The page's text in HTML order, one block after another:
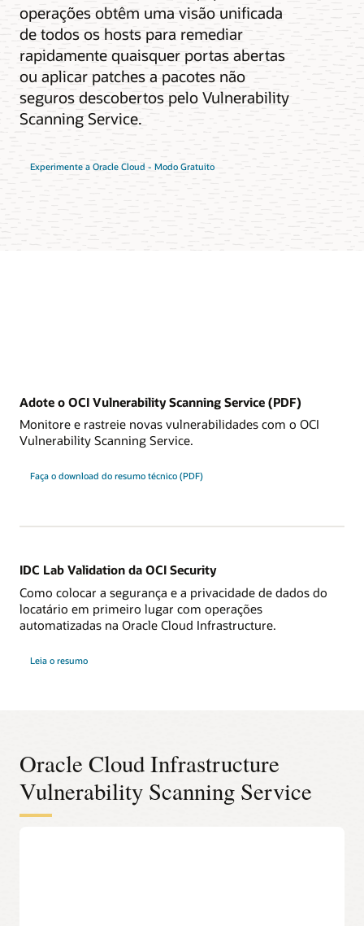
operações obtêm uma visão unificada
de todos os hosts para remediar
rapidamente quaisquer portas abertas
ou aplicar patches a pacotes não
seguros descobertos pelo Vulnerability
Scanning Service.
Experimente a Oracle Cloud - Modo Gratuito
Adote o OCI Vulnerability Scanning Service (PDF)
Monitore e rastreie novas vulnerabilidades com o OCI
Vulnerability Scanning Service.
Faça o download do resumo técnico (PDF)
IDC Lab Validation da OCI Security
Como colocar a segurança e a privacidade de dados do
locatário em primeiro lugar com operações
automatizadas na Oracle Cloud Infrastructure.
Leia o resumo
Oracle Cloud Infrastructure
Vulnerability Scanning Service